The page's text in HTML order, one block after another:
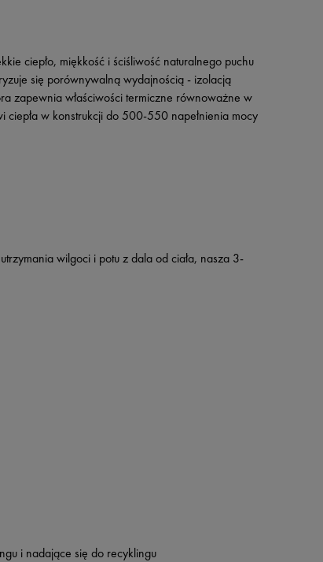
ciepło, miękkość i ściśliwość naturalnego puchu
się porównywalną wydajnością - izolacją
zapewnia właściwości termiczne równoważne w
w konstrukcji do 500-550 napełnienia mocy
wilgoci i potu z dala od ciała, nasza 3-
i nadające się do recyklingu